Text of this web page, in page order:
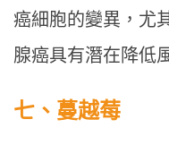
癌細胞的變異，尤
腺癌具有潛在降低
七、蔓越莓